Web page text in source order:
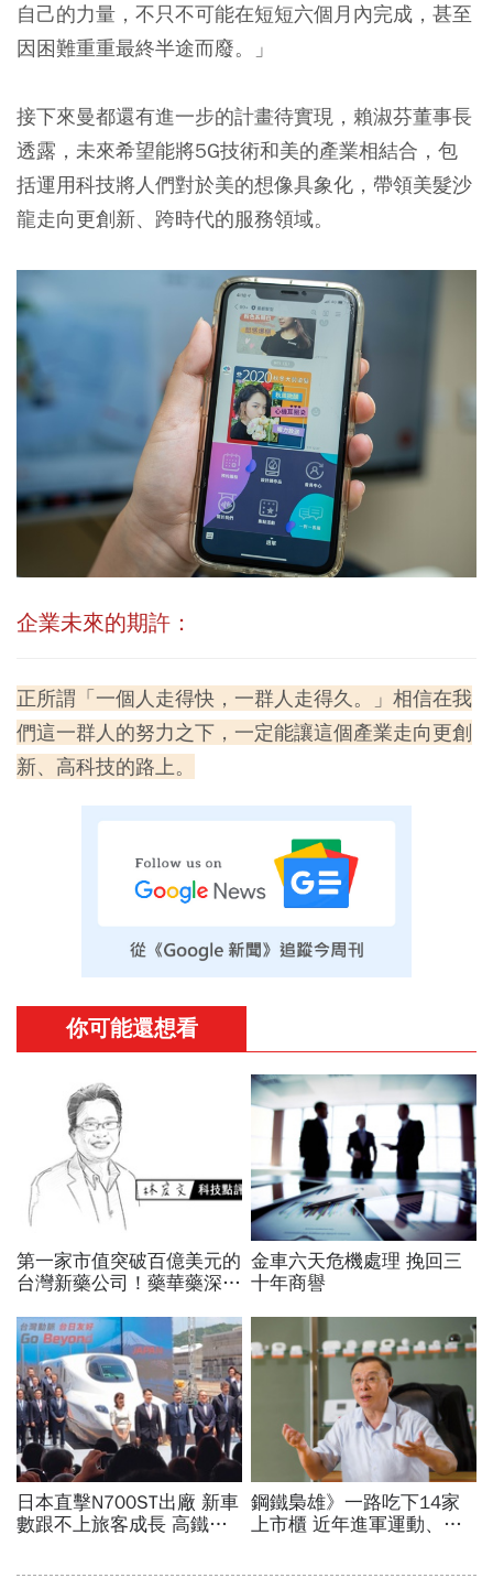
自己的力量，不只不可能在短短六個月內完成，甚至
因困難重重最終半途而廢。」
接下來曼都還有進一步的計畫待實現，賴淑芬董事長
透露，未來希望能將5G技術和美的產業相結合，包
括運用科技將人們對於美的想像具象化，帶領美髮沙
龍走向更創新、跨時代的服務領域。
企業未來的期許：
正所謂「一個人走得快，一群人走得久。」相信在我
們這一群人的努力之下，一定能讓這個產業走向更創
新、高科技的路上。